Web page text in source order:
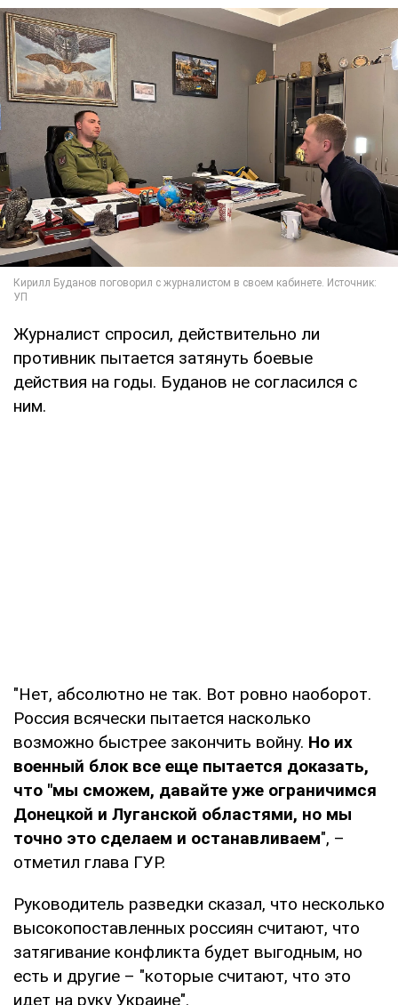
Журналист спросил, действительно ли
противник пытается затянуть боевые
действия на годы. Буданов не согласился с
ним.
"Нет, абсолютно не так. Вот ровно наоборот.
Россия всячески пытается насколько
возможно быстрее закончить войну. Но их
военный блок все еще пытается доказать,
что "мы сможем, давайте уже ограничимся
Донецкой и Луганской областями, но мы
точно это сделаем и останавливаем", –
отметил глава ГУР.
Руководитель разведки сказал, что несколько
высокопоставленных россиян считают, что
затягивание конфликта будет выгодным, но
есть и другие – "которые считают, что это
идет на руку Украине".